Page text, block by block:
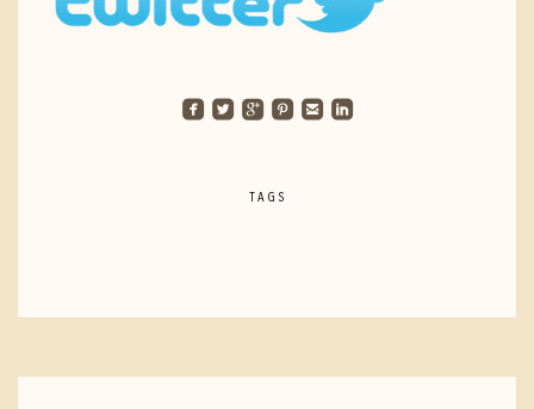
roundedfacebook roundedtwitterbird roundedgoogleplus roundedpinterest roundedemail roundedlinkedin
TAGS